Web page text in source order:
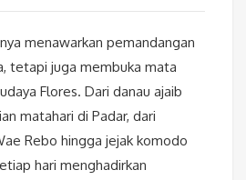
menawarkan pemandangan
tetapi juga membuka mata
Flores. Dari danau ajaib
matahari di Padar, dari
Rebo hingga jejak komodo
hari menghadirkan